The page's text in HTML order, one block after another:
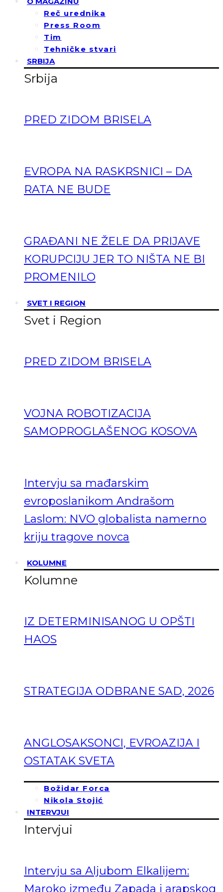
Reč urednika
Press Room
Tim
Tehničke stvari
SRBIJA
Srbija
PRED ZIDOM BRISELA
EVROPA NA RASKRSNICI – DA
RATA NE BUDE
GRAĐANI NE ŽELE DA PRIJAVE
КORUPCIJU JER TO NIŠTA NE BI
PROMENILO
SVET I REGION
Svet i Region
PRED ZIDOM BRISELA
VOJNA ROBOTIZACIJA
SAMOPROGLAŠENOG KOSOVA
Intervju sa mađarskim
evroposlanikom Andrašom
Laslom: NVO globalista namerno
kriju tragove novca
KOLUMNE
Kolumne
IZ DETERMINISANOG U OPŠTI
HAOS
STRATEGIJA ODBRANE SAD, 2026
ANGLOSAKSONCI, EVROAZIJA I
OSTATAK SVETA
Božidar Forca
Nikola Stojić
INTERVJUI
Intervjui
Intervju sa Aljubom Elkalijem:
Maroko između Zapada i arapskog